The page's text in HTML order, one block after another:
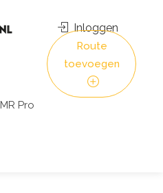
MR Pro
Inloggen
Route
toevoegen